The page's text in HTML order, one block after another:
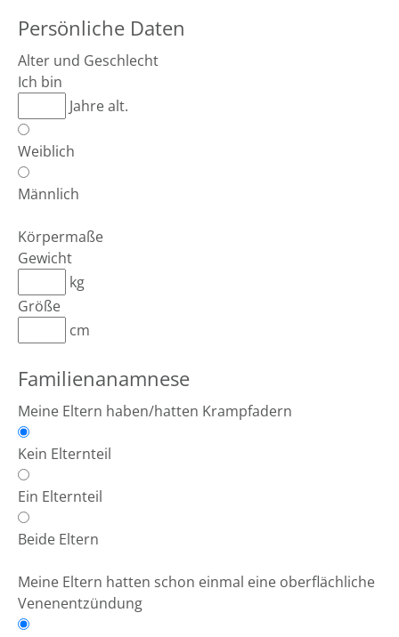
Persönliche Daten
Alter und Geschlecht
Ich bin
Jahre alt.
Weiblich
Männlich
Körpermaße
Gewicht
kg
Größe
cm
Familienanamnese
Meine Eltern haben/hatten Krampfadern
Kein Elternteil
Ein Elternteil
Beide Eltern
Meine Eltern hatten schon einmal eine oberflächliche
Venenentzündung